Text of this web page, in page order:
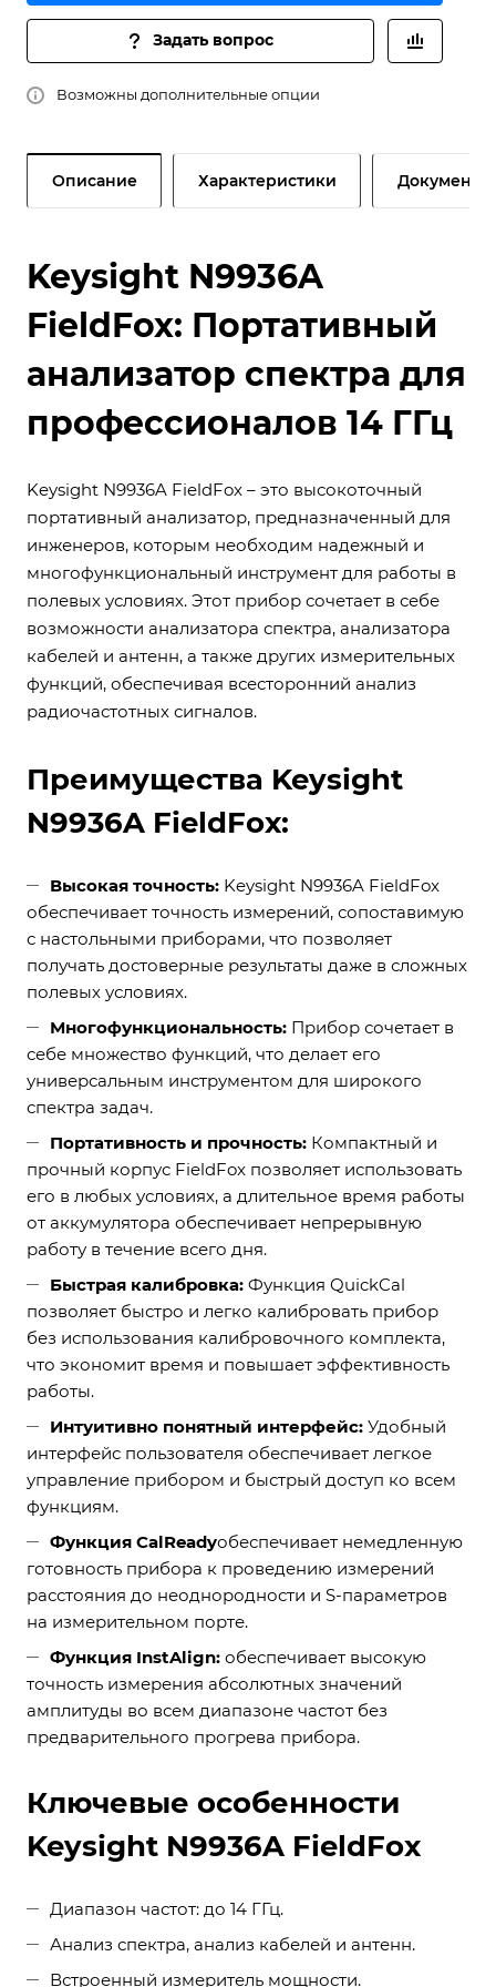
Задать вопрос
Возможны дополнительные опции
Описание Характеристики Документы
Keysight N9936A
FieldFox: Портативный
анализатор спектра для
профессионалов 14 ГГц
Keysight N9936A FieldFox – это высокоточный
портативный анализатор, предназначенный для
инженеров, которым необходим надежный и
многофункциональный инструмент для работы в
полевых условиях. Этот прибор сочетает в себе
возможности анализатора спектра, анализатора
кабелей и антенн, а также других измерительных
функций, обеспечивая всесторонний анализ
радиочастотных сигналов.
Преимущества Keysight
N9936A FieldFox:
Высокая точность: Keysight N9936A FieldFox
обеспечивает точность измерений, сопоставимую
с настольными приборами, что позволяет
получать достоверные результаты даже в сложных
полевых условиях.
Многофункциональность: Прибор сочетает в
себе множество функций, что делает его
универсальным инструментом для широкого
спектра задач.
Портативность и прочность: Компактный и
прочный корпус FieldFox позволяет использовать
его в любых условиях, а длительное время работы
от аккумулятора обеспечивает непрерывную
работу в течение всего дня.
Быстрая калибровка: Функция QuickCal
позволяет быстро и легко калибровать прибор
без использования калибровочного комплекта,
что экономит время и повышает эффективность
работы.
Интуитивно понятный интерфейс: Удобный
интерфейс пользователя обеспечивает легкое
управление прибором и быстрый доступ ко всем
функциям.
Функция CalReadyобеспечивает немедленную
готовность прибора к проведению измерений
расстояния до неоднородности и S-параметров
на измерительном порте.
Функция InstAlign: обеспечивает высокую
точность измерения абсолютных значений
амплитуды во всем диапазоне частот без
предварительного прогрева прибора.
Ключевые особенности
Keysight N9936A FieldFox
Диапазон частот: до 14 ГГц.
Анализ спектра, анализ кабелей и антенн.
Встроенный измеритель мощности.